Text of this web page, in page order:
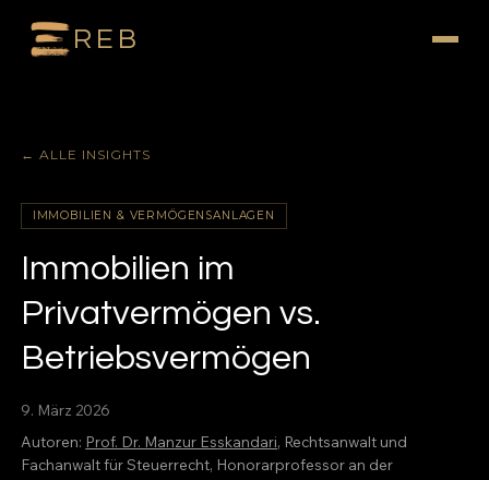
REB
← ALLE INSIGHTS
IMMOBILIEN & VERMÖGENSANLAGEN
Immobilien im
Privatvermögen vs.
Betriebsvermögen
9. März 2026
Autoren: Prof. Dr. Manzur Esskandari, Rechtsanwalt und
Fachanwalt für Steuerrecht, Honorarprofessor an der